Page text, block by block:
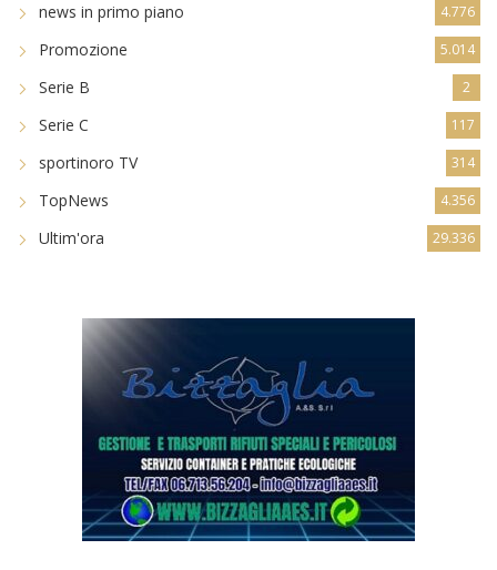
news in primo piano 4.776
Promozione 5.014
Serie B 2
Serie C 117
sportinoro TV 314
TopNews 4.356
Ultim'ora 29.336